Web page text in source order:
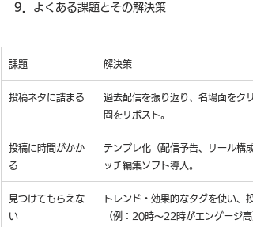
9． よくある課題とその解決策
課題 解決策
投稿ネタに詰まる
過去配信を振り返り、名場面をク
問をリポスト。
投稿に時間がかか
る
テンプレ化（配信予告、リール構
ッチ編集ソフト導入。
見つけてもらえな
い
トレンド・効果的なタグを使い、
（例：20時〜22時がエンゲージ高